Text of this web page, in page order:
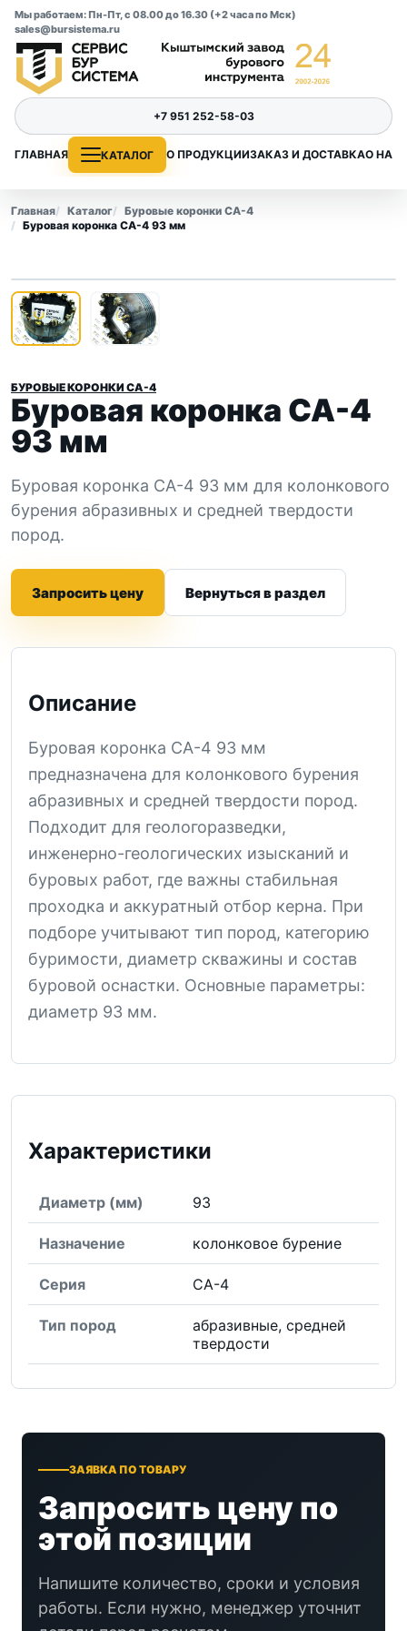
Мы работаем: Пн-Пт, с 08.00 до 16.30 (+2 часа по Мск)
sales@bursistema.ru
ГЛАВНАЯ КАТАЛОГ О ПРОДУКЦИИЗАКАЗ И ДОСТАВКАО НАС
+7 951 252-58-03
Главная Каталог
Буровые коронки СА-4
Буровая коронка СА-4 93 мм
‹ ›
БУРОВЫЕ КОРОНКИ СА-4
Буровая коронка СА-4
93 мм
Буровая коронка СА-4 93 мм для колонкового
бурения абразивных и средней твердости
пород.
Запросить цену Вернуться в раздел
Описание
Буровая коронка СА-4 93 мм
предназначена для колонкового бурения
абразивных и средней твердости пород.
Подходит для геологоразведки,
инженерно-геологических изысканий и
буровых работ, где важны стабильная
проходка и аккуратный отбор керна. При
подборе учитывают тип пород, категорию
буримости, диаметр скважины и состав
буровой оснастки. Основные параметры:
диаметр 93 мм.
Характеристики
Диаметр (мм) 93
Назначение колонковое бурение
Серия СА-4
Тип пород
абразивные, средней
твердости
ЗАЯВКА ПО ТОВАРУ
Запросить цену по
этой позиции
Напишите количество, сроки и условия
работы. Если нужно, менеджер уточнит